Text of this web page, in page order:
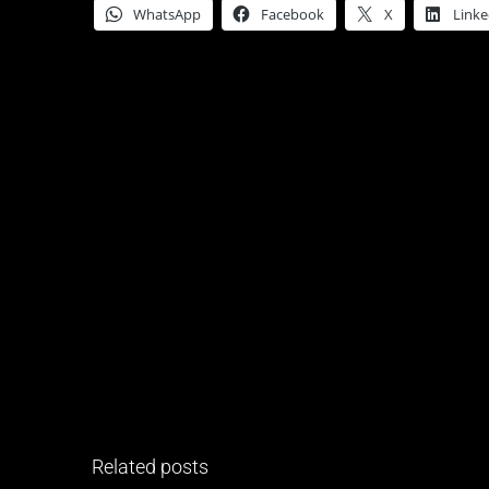
WhatsApp Facebook X
Related posts